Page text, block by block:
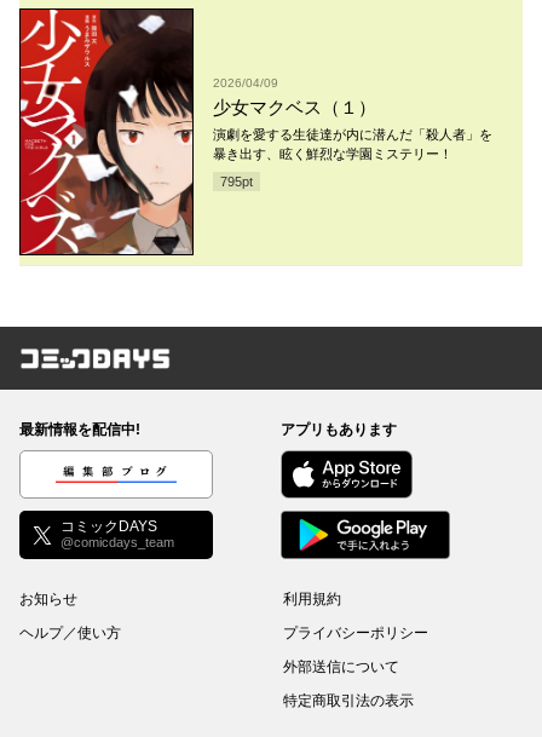
2026/04/09
少女マクベス（１）
演劇を愛する生徒達が内に潜んだ「殺人者」を
暴き出す、眩く鮮烈な学園ミステリー！
795pt
コミックDAYS
最新情報を配信中!
編集部ブログ
コミックDAYS
@comicdays_team
アプリもあります
お知らせ
ヘルプ／使い方
利用規約
プライバシーポリシー
外部送信について
特定商取引法の表示